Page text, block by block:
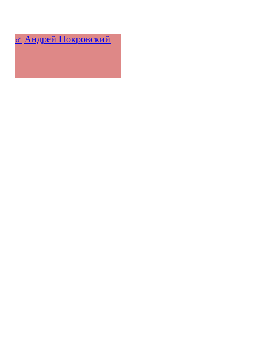
♂ Андрей Покровский